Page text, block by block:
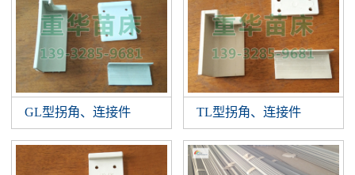
GL型拐角、连接件 TL型拐角、连接件